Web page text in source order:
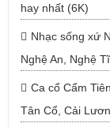
hay nhất (6K)
Nhạc sống xứ
Nghệ An, Nghệ
Ca cổ Cẩm
Tân Cổ, Cải